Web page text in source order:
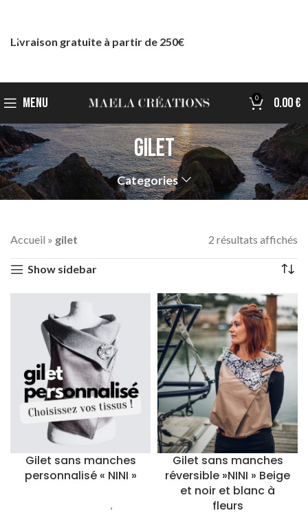
MENU 0 0.00€
gilet
Categories
Accueil » gilet 2 résultats affichés
Show sidebar
Gilet sans manches
personnalisé « NINI »
,
Gilet sans manches
réversible »NINI » Beige
et noir et blanc à
fleurs
Livraison gratuite à partir de 250€